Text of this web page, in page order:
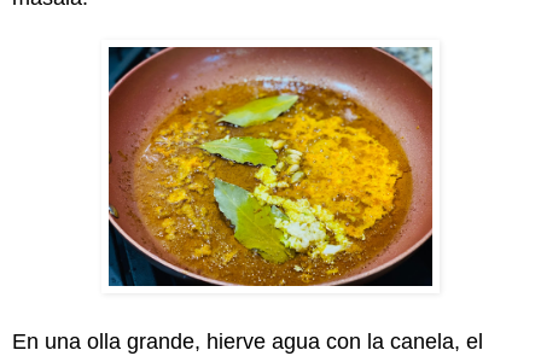
En una olla grande, hierve agua con la canela, el